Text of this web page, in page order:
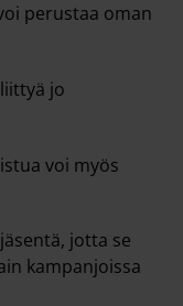
perustaa oman
jo
voi myös
jotta se
kampanjoissa